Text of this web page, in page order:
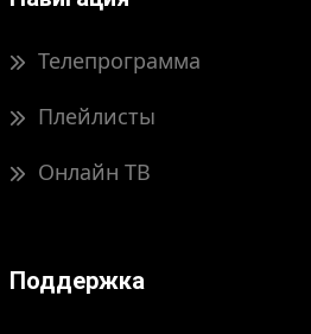
Телепрограмма
Плейлисты
Онлайн ТВ
Поддержка